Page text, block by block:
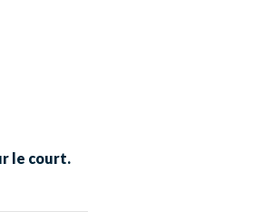
le court.